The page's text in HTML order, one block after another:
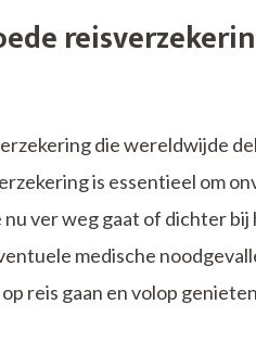
die wereldwijde
is essentieel om
ver weg gaat of dichter
medische
reis gaan en volop